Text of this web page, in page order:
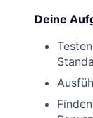
Deine